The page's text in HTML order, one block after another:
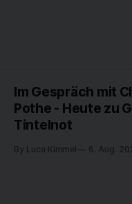
Im Gespräch mit
Pothe - Heute zu
Tintelnot
By Luca Kimmel 6. Aug.